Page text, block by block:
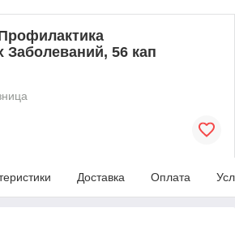
Заболеваний, 56 кап
Доставка Оплата